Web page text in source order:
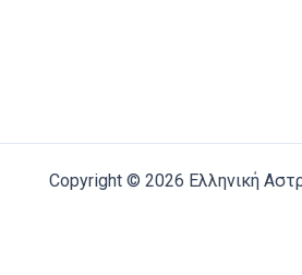
Copyright © 2026 Ελληνική